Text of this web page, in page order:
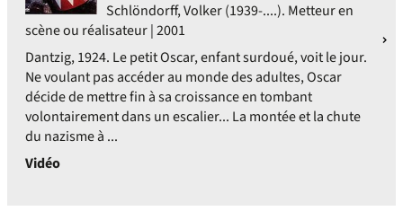
Schlöndorff, Volker (1939-....). Metteur en
scène ou réalisateur | 2001
Dantzig, 1924. Le petit Oscar, enfant surdoué, voit le jour.
Ne voulant pas accéder au monde des adultes, Oscar
décide de mettre fin à sa croissance en tombant
volontairement dans un escalier... La montée et la chute
du nazisme à ...
Vidéo